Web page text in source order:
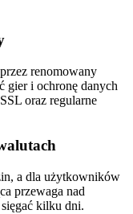
renomowany
gier i ochronę danych
oraz regularne
a dla użytkowników
przewaga nad
kilku dni.